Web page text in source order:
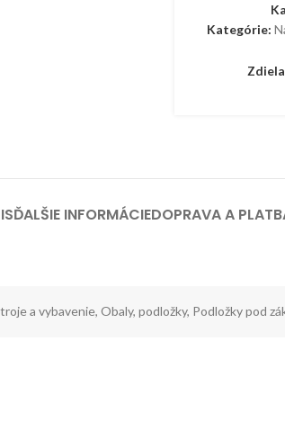
Kategórie:
ĎALŠIE INFORMÁCIEDOPRAVA A
a vybavenie, Obaly, podložky, Podložky pod